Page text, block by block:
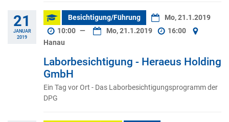
21
JANUAR
2019
Besichtigung/Führung
Mo, 21.1.2019
10:00 — Mo, 21.1.2019
16:00
Hanau
Laborbesichtigung - Heraeus Holding
GmbH
Ein Tag vor Ort - Das Laborbesichtigungsprogramm der
DPG